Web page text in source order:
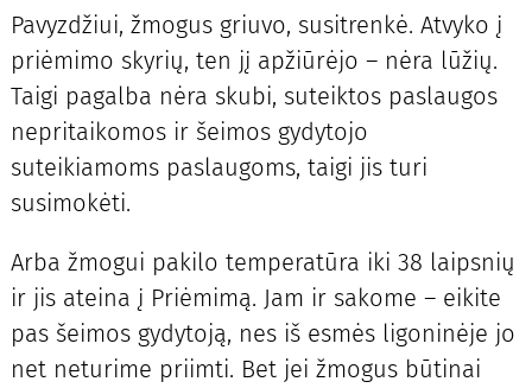
Pavyzdžiui, žmogus griuvo, susitrenkė. Atvyko į
priėmimo skyrių, ten jį apžiūrėjo – nėra lūžių.
Taigi pagalba nėra skubi, suteiktos paslaugos
nepritaikomos ir šeimos gydytojo
suteikiamoms paslaugoms, taigi jis turi
susimokėti.
Arba žmogui pakilo temperatūra iki 38 laipsnių
ir jis ateina į Priėmimą. Jam ir sakome – eikite
pas šeimos gydytoją, nes iš esmės ligoninėje jo
net neturime priimti. Bet jei žmogus būtinai